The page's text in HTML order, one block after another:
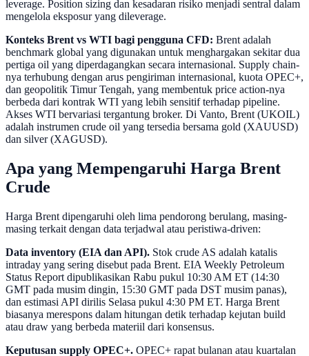
leverage. Position sizing dan kesadaran risiko menjadi sentral dalam
mengelola eksposur yang dileverage.
Konteks Brent vs WTI bagi pengguna CFD: Brent adalah
benchmark global yang digunakan untuk menghargakan sekitar dua
pertiga oil yang diperdagangkan secara internasional. Supply chain-
nya terhubung dengan arus pengiriman internasional, kuota OPEC+,
dan geopolitik Timur Tengah, yang membentuk price action-nya
berbeda dari kontrak WTI yang lebih sensitif terhadap pipeline.
Akses WTI bervariasi tergantung broker. Di Vanto, Brent (UKOIL)
adalah instrumen crude oil yang tersedia bersama gold (XAUUSD)
dan silver (XAGUSD).
Apa yang Mempengaruhi Harga Brent
Crude
Harga Brent dipengaruhi oleh lima pendorong berulang, masing-
masing terkait dengan data terjadwal atau peristiwa-driven:
Data inventory (EIA dan API). Stok crude AS adalah katalis
intraday yang sering disebut pada Brent. EIA Weekly Petroleum
Status Report dipublikasikan Rabu pukul 10:30 AM ET (14:30
GMT pada musim dingin, 15:30 GMT pada DST musim panas),
dan estimasi API dirilis Selasa pukul 4:30 PM ET. Harga Brent
biasanya merespons dalam hitungan detik terhadap kejutan build
atau draw yang berbeda materiil dari konsensus.
Keputusan supply OPEC+. OPEC+ rapat bulanan atau kuartalan